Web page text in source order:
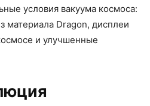
условия вакуума космоса:
материала Dragon, дисплеи
и улучшенные